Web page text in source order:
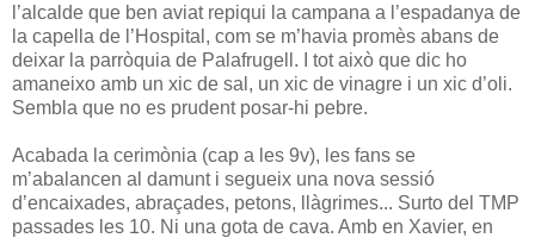
l’alcalde que ben aviat repiqui la campana a l’espadanya de
la capella de l’Hospital, com se m’havia promès abans de
deixar la parròquia de Palafrugell. I tot això que dic ho
amaneixo amb un xic de sal, un xic de vinagre i un xic d’oli.
Sembla que no es prudent posar-hi pebre.
Acabada la cerimònia (cap a les 9v), les fans se
m’abalancen al damunt i segueix una nova sessió
d’encaixades, abraçades, petons, llàgrimes... Surto del TMP
passades les 10. Ni una gota de cava. Amb en Xavier, en